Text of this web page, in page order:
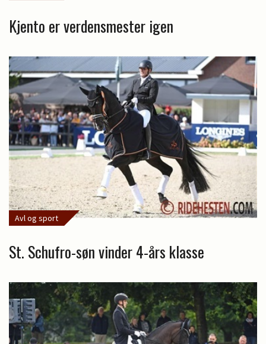
Kjento er verdensmester igen
Avl og sport
St. Schufro-søn vinder 4-års klasse